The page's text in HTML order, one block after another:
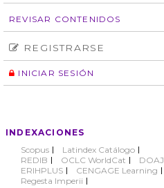
autores
Derechos de autoría
Normas éticas
REVISAR CONTENIDOS
Número
Autor
REGISTRARSE
INICIAR SESIÓN
INDEXACIONES
Scopus
Latindex Catálogo
REDIB
OCLC WorldCat
DOAJ
ERIHPLUS
CENGAGE Learning
Regesta Imperii